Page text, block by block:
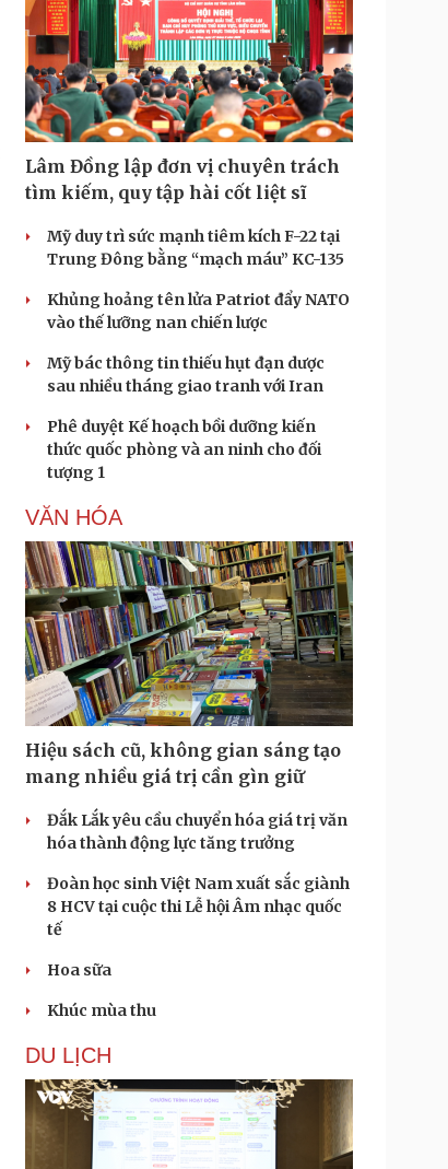
Lâm Đồng lập đơn vị chuyên trách
tìm kiếm, quy tập hài cốt liệt sĩ
Mỹ duy trì sức mạnh tiêm kích F-22 tại
Trung Đông bằng “mạch máu” KC-135
Khủng hoảng tên lửa Patriot đẩy NATO
vào thế lưỡng nan chiến lược
Mỹ bác thông tin thiếu hụt đạn dược
sau nhiều tháng giao tranh với Iran
Phê duyệt Kế hoạch bồi dưỡng kiến
thức quốc phòng và an ninh cho đối
tượng 1
VĂN HÓA
Hiệu sách cũ, không gian sáng tạo
mang nhiều giá trị cần gìn giữ
Đắk Lắk yêu cầu chuyển hóa giá trị văn
hóa thành động lực tăng trưởng
Đoàn học sinh Việt Nam xuất sắc giành
8 HCV tại cuộc thi Lễ hội Âm nhạc quốc
tế
Hoa sữa
Khúc mùa thu
DU LỊCH